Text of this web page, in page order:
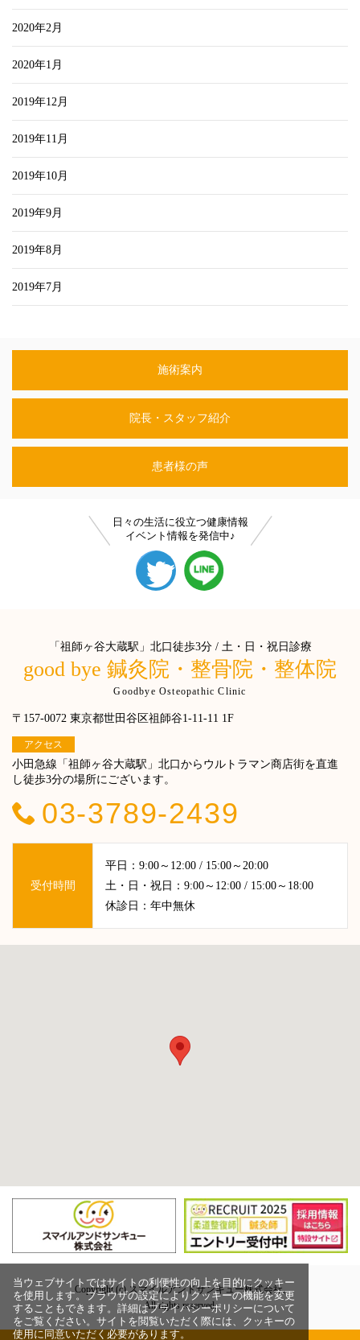
当ウェブサイトではサイトの利便性の向上を目的にクッキー
を使用します。ブラウザの設定によりクッキーの機能を変更
することもできます。詳細はプライバシーポリシーについて
をご覧ください。サイトを閲覧いただく際には、クッキーの
使用に同意いただく必要があります。
2020年2月
2020年1月
2019年12月
2019年11月
2019年10月
2019年9月
2019年8月
2019年7月
施術案内
院長・スタッフ紹介
患者様の声
日々の生活に役立つ健康情報
イベント情報を発信中♪
「祖師ヶ谷大蔵駅」北口徒歩3分 / 土・日・祝日診療
good bye 鍼灸院・整骨院・整体院
Goodbye Osteopathic Clinic
〒157-0072 東京都世田谷区祖師谷1-11-11 1F
アクセス
小田急線「祖師ヶ谷大蔵駅」北口からウルトラマン商店街を直進
し徒歩3分の場所にございます。
03-3789-2439
受付時間
平日：9:00～12:00 / 15:00～20:00
土・日・祝日：9:00～12:00 / 15:00～18:00
休診日：年中無休
Copyright (c) スマイルアンドサンキュー株式会社,
All rights reserved.